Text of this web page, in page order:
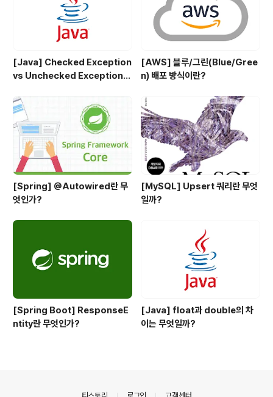
[Java] Checked Exception
vs Unchecked Exception
[AWS] 블루/그린(Blue/Gree
n) 배포 방식이란?
[Spring] @Autowired란 무
엇인가?
[MySQL] Upsert 쿼리란 무엇
일까?
[Spring Boot] ResponseE
ntity란 무엇인가?
[Java] float과 double의 차
이는 무엇일까?